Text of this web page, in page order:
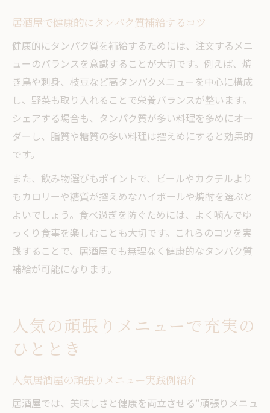
居酒屋で健康的にタンパク質補給するコツ
健康的にタンパク質を補給するためには、注文するメニ
ューのバランスを意識することが大切です。例えば、焼
き鳥や刺身、枝豆など高タンパクメニューを中心に構成
し、野菜も取り入れることで栄養バランスが整います。
シェアする場合も、タンパク質が多い料理を多めにオー
ダーし、脂質や糖質の多い料理は控えめにすると効果的
です。
また、飲み物選びもポイントで、ビールやカクテルより
もカロリーや糖質が控えめなハイボールや焼酎を選ぶと
よいでしょう。食べ過ぎを防ぐためには、よく噛んでゆ
っくり食事を楽しむことも大切です。これらのコツを実
践することで、居酒屋でも無理なく健康的なタンパク質
補給が可能になります。
人気の頑張りメニューで充実の
ひととき
人気居酒屋の頑張りメニュー実践例紹介
居酒屋では、美味しさと健康を両立させる“頑張りメニュ